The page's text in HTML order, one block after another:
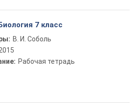
7 класс
В. И. Соболь
Рабочая тетрадь